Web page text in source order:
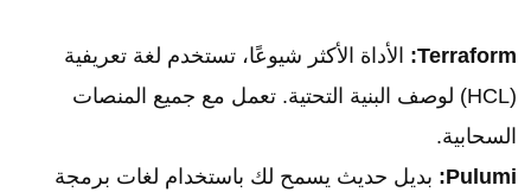
Terraform:
الأداة الأكثر شيوعًا، تستخدم لغة تعريفية
(HCL) لوصف البنية التحتية. تعمل مع جميع المنصات
السحابية.
Pulumi:
بديل حديث يسمح لك باستخدام لغات برمجة